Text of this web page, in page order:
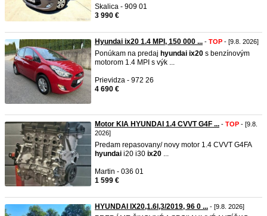
Skalica - 909 01
3 990 €
Hyundai ix20 1.4 MPI, 150 000 ... - TOP - [9.8. 2026]
Ponúkam na predaj hyundai ix20 s benzínovým
motorom 1.4 MPI s výk ...
Prievidza - 972 26
4 690 €
Motor KIA HYUNDAI 1.4 CVVT G4F ... - TOP - [9.8.
2026]
Predam repasovany/ novy motor 1.4 CVVT G4FA
hyundai i20 i30 ix20 ...
Martin - 036 01
1 599 €
HYUNDAI IX20,1.6l,3/2019, 96 0 ... - [9.8. 2026]